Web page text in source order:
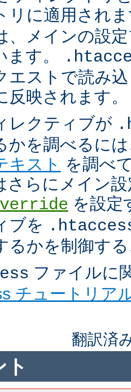
リに適用され
、メインの設
ます。
エストで読み
反映されます。
レクティブが
かを調べるに
キスト を調べ
さらにメイン
を設定
ブを
るかを制御す
ファイルに
チュートリア
翻訳済
ト